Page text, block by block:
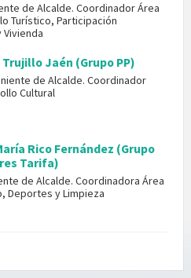
de Alcalde. Coordinador Área
Turístico, Participación
Vivienda
Trujillo Jaén (Grupo PP)
de Alcalde. Coordinador
Cultural
Rico Fernández (Grupo
Tarifa)
de Alcalde. Coordinadora Área
Deportes y Limpieza